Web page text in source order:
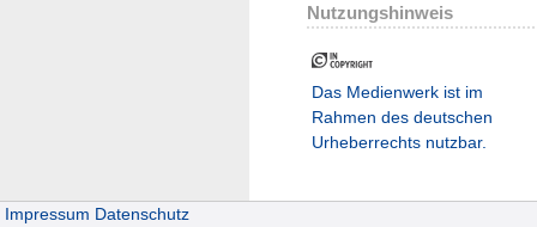
Nutzungshinweis
Das Medienwerk ist im
Rahmen des deutschen
Urheberrechts nutzbar.
Impressum Datenschutz